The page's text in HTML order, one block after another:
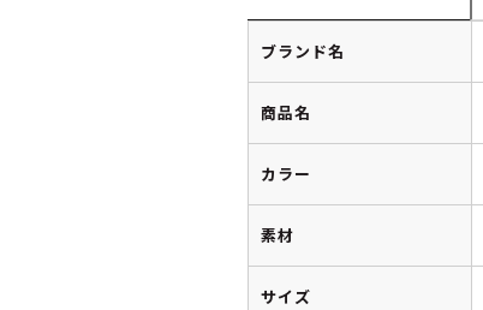
ブランド名
商品名
カラー
素材
サイズ